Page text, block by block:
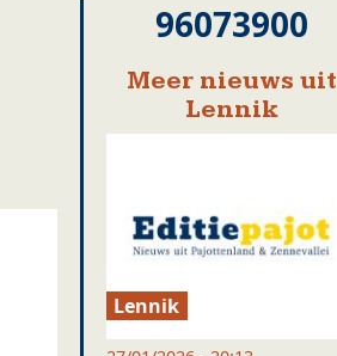
96073900
Meer nieuws uit
Lennik
Lennik